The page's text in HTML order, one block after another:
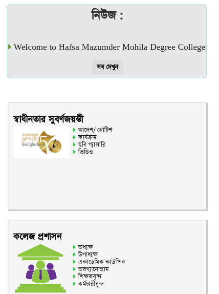
নিউজ :
সব দেখুন
স্বাধীনতার সুবর্ণজয়ন্তী
আদেশ/ নোটিশ
কার্যক্রম
ছবি গ্যালারি
ভিডিও
কলেজ প্রশাসন
অধ্যক্ষ
উপাধ্যক্ষ
একাডেমিক কাউন্সিল
অরগ্যানোগ্রাম
শিক্ষকবৃন্দ
কর্মচারীবৃন্দ